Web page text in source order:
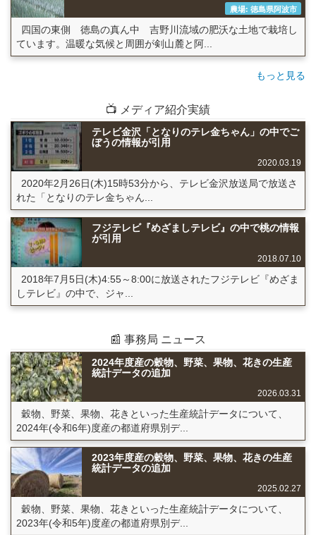
農場: 徳島県阿波市
四国の東側 徳島の真ん中 吉野川流域の肥沃な土地で栽培し
ています。温暖な気候と周囲が剣山麓と阿...
もっと見る
📺 メディア紹介実績
テレビ金沢「となりのテレ金ちゃん」の中でご
ぼうの情報が引用
2020.03.19
2020年2月26日(木)15時53分から、テレビ金沢放送局で放送さ
れた「となりのテレ金ちゃん...
フジテレビ『めざましテレビ』の中で桃の情報
が引用
2018.07.10
2018年7月5日(木)4:55～8:00に放送されたフジテレビ『めざま
しテレビ』の中で、ジャ...
📰 事務局 ニュース
2024年度産の穀物、野菜、果物、花きの生産
統計データの追加
2026.03.31
穀物、野菜、果物、花きといった生産統計データについて、
2024年(令和6年)度産の都道府県別デ...
2023年度産の穀物、野菜、果物、花きの生産
統計データの追加
2025.02.27
穀物、野菜、果物、花きといった生産統計データについて、
2023年(令和5年)度産の都道府県別デ...